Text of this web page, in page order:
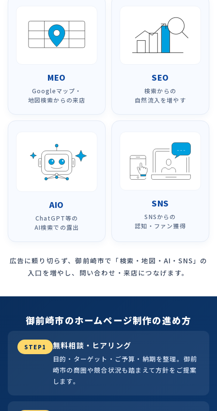
MEO
Googleマップ・
地図検索からの来店
SEO
検索からの
自然流入を増やす
AIO
ChatGPT等の
AI検索での露出
SNS
SNSからの
認知・ファン獲得
広告に頼り切らず、御前崎市で「検索・地図・AI・SNS」の
入口を増やし、問い合わせ・来店につなげます。
御前崎市のホームページ制作の進め方
STEP1 無料相談・ヒアリング
目的・ターゲット・ご予算・納期を整理。御前
崎市の商圏や競合状況も踏まえて方針をご提案
します。